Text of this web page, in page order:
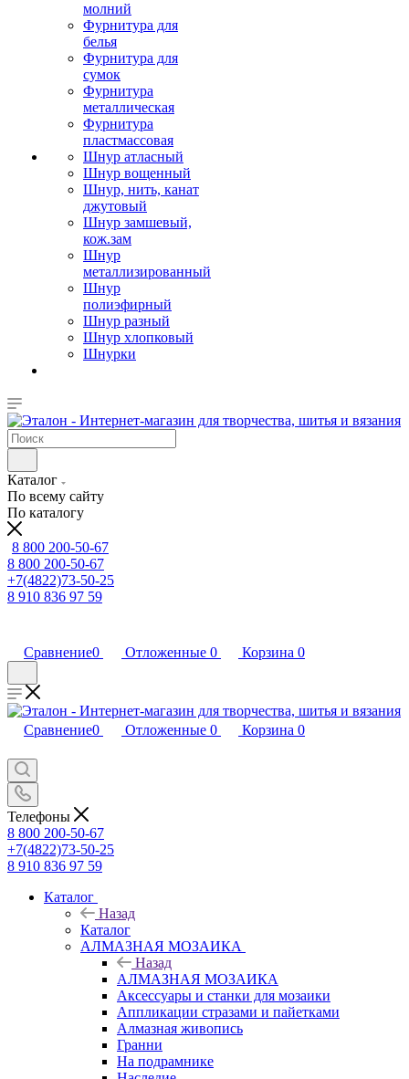
молний
Фурнитура для
белья
Фурнитура для
сумок
Фурнитура
металлическая
Фурнитура
пластмассовая
Шнур атласный
Шнур вощенный
Шнур, нить, канат
джутовый
Шнур замшевый,
кож.зам
Шнур
металлизированный
Шнур
полиэфирный
Шнур разный
Шнур хлопковый
Шнурки
Каталог
По всему сайту
По каталогу
8 800 200-50-67
8 800 200-50-67
+7(4822)73-50-25
8 910 836 97 59
Сравнение0 Отложенные 0 Корзина 0
Сравнение0 Отложенные 0 Корзина 0
Телефоны
8 800 200-50-67
+7(4822)73-50-25
8 910 836 97 59
Каталог
Назад
Каталог
АЛМАЗНАЯ МОЗАИКА
Назад
АЛМАЗНАЯ МОЗАИКА
Аксессуары и станки для мозаики
Аппликации стразами и пайетками
Алмазная живопись
Гранни
На подрамнике